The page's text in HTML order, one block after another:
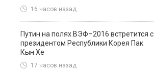
16 часов назад
Путин на полях ВЭФ–2016 встретится с
президентом Республики Корея Пак
Кын Хе
17 часов назад